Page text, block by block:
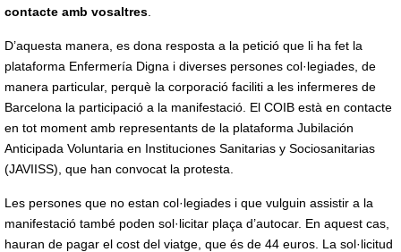
contacte amb vosaltres.
D’aquesta manera, es dona resposta a la petició que li ha fet la
plataforma Enfermería Digna i diverses persones col·legiades, de
manera particular, perquè la corporació faciliti a les infermeres de
Barcelona la participació a la manifestació. El COIB està en contacte
en tot moment amb representants de la plataforma Jubilación
Anticipada Voluntaria en Instituciones Sanitarias y Sociosanitarias
(JAVIISS), que han convocat la protesta.
Les persones que no estan col·legiades i que vulguin assistir a la
manifestació també poden sol·licitar plaça d’autocar. En aquest cas,
hauran de pagar el cost del viatge, que és de 44 euros. La sol·licitud